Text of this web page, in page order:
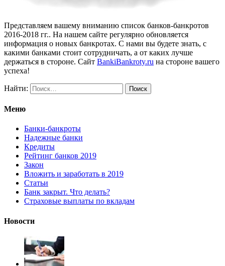
Представляем вашему вниманию список банков-банкротов
2016-2018 гг.. На нашем сайте регулярно обновляется
информация о новых банкротах. С нами вы будете знать, с
какими банками стоит сотрудничать, а от каких лучше
держаться в стороне. Сайт BankiBankroty.ru на стороне вашего
успеха!
Найти:
Меню
Банки-банкроты
Надежные банки
Кредиты
Рейтинг банков 2019
Закон
Вложить и заработать в 2019
Статьи
Банк закрыт. Что делать?
Страховые выплаты по вкладам
Новости